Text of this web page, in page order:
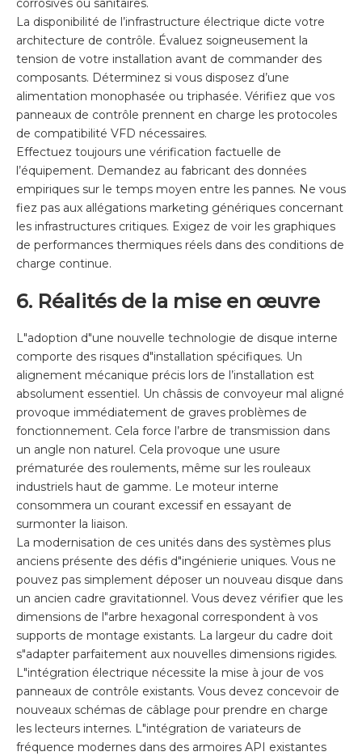
corrosives ou sanitaires.
La disponibilité de l’infrastructure électrique dicte votre
architecture de contrôle. Évaluez soigneusement la
tension de votre installation avant de commander des
composants. Déterminez si vous disposez d’une
alimentation monophasée ou triphasée. Vérifiez que vos
panneaux de contrôle prennent en charge les protocoles
de compatibilité VFD nécessaires.
Effectuez toujours une vérification factuelle de
l’équipement. Demandez au fabricant des données
empiriques sur le temps moyen entre les pannes. Ne vous
fiez pas aux allégations marketing génériques concernant
les infrastructures critiques. Exigez de voir les graphiques
de performances thermiques réels dans des conditions de
charge continue.
6. Réalités de la mise en œuvre
L"adoption d"une nouvelle technologie de disque interne
comporte des risques d"installation spécifiques. Un
alignement mécanique précis lors de l’installation est
absolument essentiel. Un châssis de convoyeur mal aligné
provoque immédiatement de graves problèmes de
fonctionnement. Cela force l’arbre de transmission dans
un angle non naturel. Cela provoque une usure
prématurée des roulements, même sur les rouleaux
industriels haut de gamme. Le moteur interne
consommera un courant excessif en essayant de
surmonter la liaison.
La modernisation de ces unités dans des systèmes plus
anciens présente des défis d"ingénierie uniques. Vous ne
pouvez pas simplement déposer un nouveau disque dans
un ancien cadre gravitationnel. Vous devez vérifier que les
dimensions de l"arbre hexagonal correspondent à vos
supports de montage existants. La largeur du cadre doit
s"adapter parfaitement aux nouvelles dimensions rigides.
L"intégration électrique nécessite la mise à jour de vos
panneaux de contrôle existants. Vous devez concevoir de
nouveaux schémas de câblage pour prendre en charge
les lecteurs internes. L"intégration de variateurs de
fréquence modernes dans des armoires API existantes